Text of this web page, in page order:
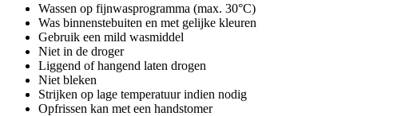
Wassen op fijnwasprogramma (max. 30°C)
Was binnenstebuiten en met gelijke kleuren
Gebruik een mild wasmiddel
Niet in de droger
Liggend of hangend laten drogen
Niet bleken
Strijken op lage temperatuur indien nodig
Opfrissen kan met een handstomer